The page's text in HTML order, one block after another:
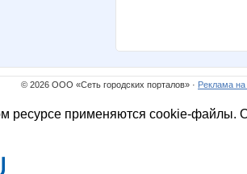
© 2026 ООО «Сеть городских порталов» · Реклама на
ресурсе применяются cookie-файлы.